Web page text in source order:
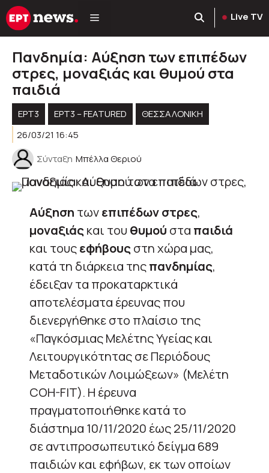
Μετάβαση
σε
Live TV
Πανδημία: Αύξηση των επιπέδων
στρες, μοναξιάς και θυμού στα
παιδιά
ΕΡΤ3 ΕΡΤ3 – FEATURED
ΘΕΣΣΑΛΟΝΙΚΗ
26/03/21 16:45
Σύνταξη Μπέλλα Θεριού
Αύξηση τωνεπιπέδων στρες,
μοναξιάςκαι του θυμού στα παιδιά
και τουςεφήβουςστη χώρα μας,
κατά τη διάρκεια τηςπανδημίας,
έδειξαν τα προκαταρκτικά
αποτελέσματα έρευνας που
διενεργήθηκε στο πλαίσιο της
«Παγκόσμιας Μελέτης Υγείας και
Λειτουργικότητας σε Περιόδους
Μεταδοτικών Λοιμώξεων» (Μελέτη
COH-FIT). Η έρευνα
πραγματοποιήθηκε κατά το
διάστημα 10/11/2020 έως 25/11/2020
σε αντιπροσωπευτικό δείγμα 689
παιδιών και εφήβων, εκ των οποίων